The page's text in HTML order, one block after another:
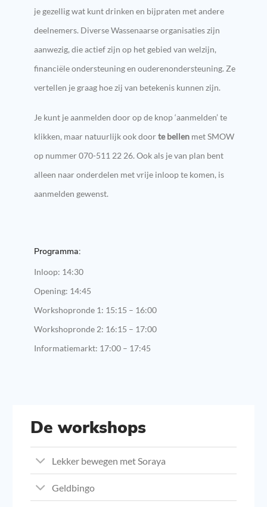
je gezellig wat kunt drinken en bijpraten met andere
deelnemers. Diverse Wassenaarse organisaties zijn
aanwezig, die actiefzijnop het gebied van welzijn,
financiële ondersteuning en ouderenondersteuning. Ze
vertellen je graag hoe zij van betekenis kunnen zijn.
Je kunt je aanmelden door op de knop ‘aanmelden’ te
klikken, maar natuurlijk ook doorte bellen met SMOW
op nummer 070-511 22 26.Ook als je van plan bent
alleen naar onderdelen met vrije inloop te komen, is
aanmelden gewenst.
Programma:
Inloop: 14:30
Opening: 14:45
Workshopronde 1: 15:15 – 16:00
Workshopronde 2: 16:15 – 17:00
Informatiemarkt: 17:00 – 17:45
De workshops
Lekker bewegen met Soraya
Geldbingo